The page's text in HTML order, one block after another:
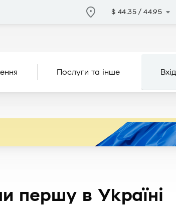
$ 44.35 /44.95
Послуги та інше Вхід
першу в Україні